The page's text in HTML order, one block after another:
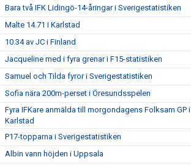
Bara två IFK Lidingö-14-åringar i Sverigestatistiken
Malte 14.71 i Karlstad
10.34 av JC i Finland
Jacqueline med i fyra grenar i F15-statistiken
Samuel och Tilda fyror i Sverigestatistiken
Sofia nära 200m-perset i Öresundsspelen
Fyra IFKare anmälda till morgondagens Folksam GP i
Karlstad
P17-topparna i Sverigestatistiken
Albin vann höjden i Uppsala